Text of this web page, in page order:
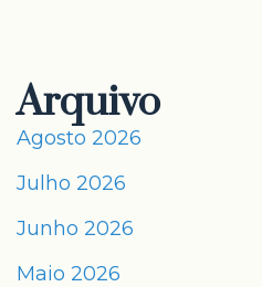
Arquivo
Agosto 2026
Julho 2026
Junho 2026
Maio 2026